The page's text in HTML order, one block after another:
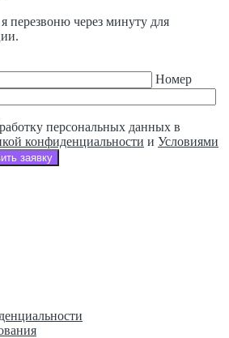
перезвоню через минуту для
Номер
персональных данных в
конфиденциальности и Условиями
заявку